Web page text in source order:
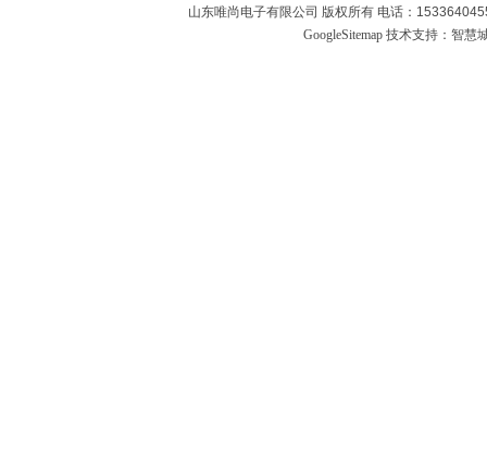
山东唯尚电子有限公司 版权所有 电话：
GoogleSitemap技术支持： 智慧